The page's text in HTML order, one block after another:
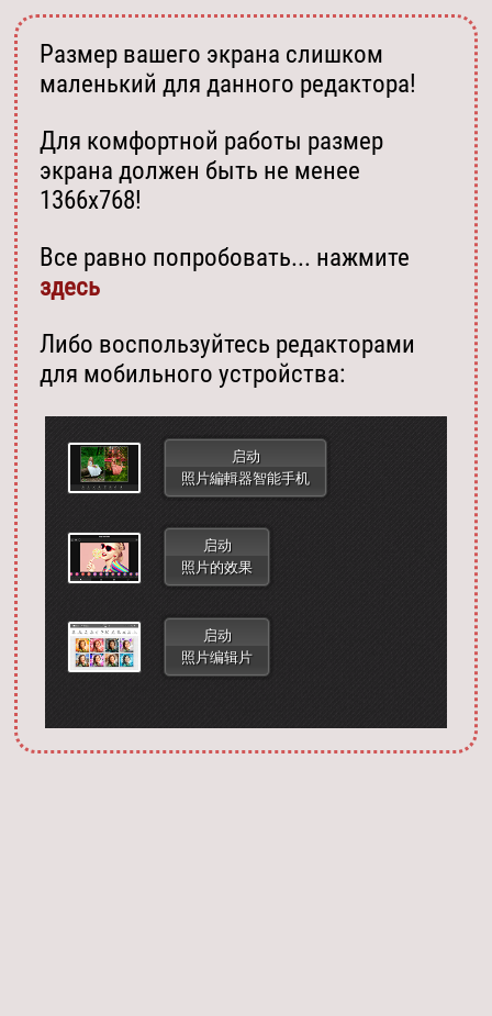
Запустить фотошоп
Размер вашего экрана слишком
маленький для данного редактора!
Для комфортной работы размер
экрана должен быть не менее
1366х768!
Все равно попробовать... нажмите
здесь
Либо воспользуйтесь редакторами
для мобильного устройства:
启动
照片編輯器智能手机
启动
照片的效果
启动
照片编辑片